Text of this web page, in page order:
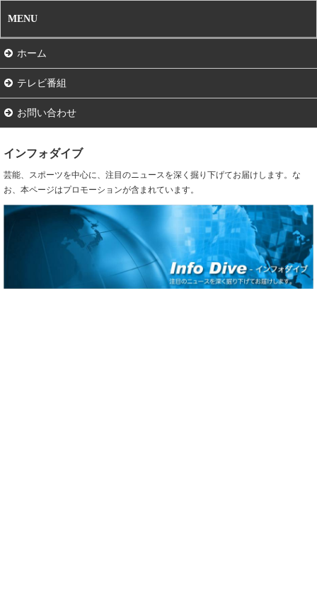
MENU
ホーム
テレビ番組
お問い合わせ
インフォダイブ
芸能、スポーツを中心に、注目のニュースを深く掘り下げてお届けします。な
お、本ページはプロモーションが含まれています。